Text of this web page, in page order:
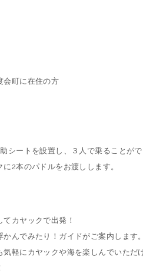
会町に在住の方
ートを設置し、３人で乗ることがで
2本のパドルをお渡しします。
カヤックで出発！
んでみたり！ガイドがご案内します。
軽にカヤックや海を楽しんでいただ